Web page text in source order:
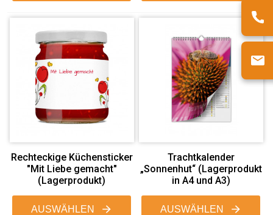
Rechteckige Küchensticker
"Mit Liebe gemacht"
(Lagerprodukt)
AUSWÄHLEN
Trachtkalender
„Sonnenhut“ (Lagerprodukt
in A4 und A3)
AUSWÄHLEN